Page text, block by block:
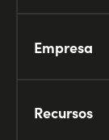
Empresa
Recursos